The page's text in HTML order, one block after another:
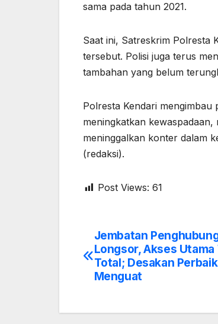
sama pada tahun 2021.
Saat ini, Satreskrim Polresta
tersebut. Polisi juga terus
tambahan yang belum
Polresta Kendari
meningkatkan
meninggalkan konter dalam
(redaksi).
Post Views: 61
Post
navigation
Jembatan
Longsor, Akses
Total; Desakan
Menguat